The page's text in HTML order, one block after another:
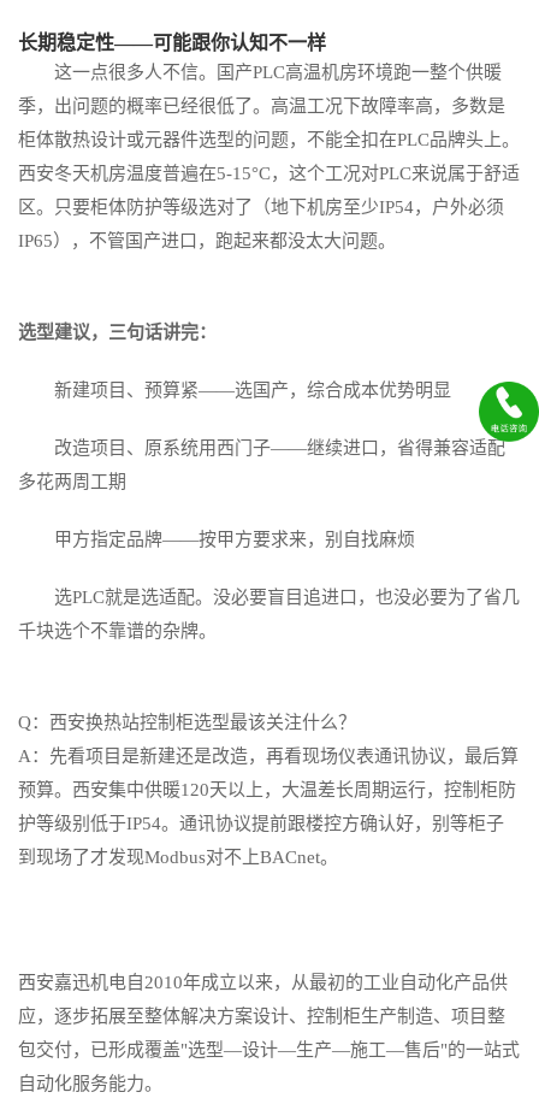
长期稳定性——可能跟你认知不一样
这一点很多人不信。国产PLC高温机房环境跑一整个供暖
季，出问题的概率已经很低了。高温工况下故障率高，多数是
柜体散热设计或元器件选型的问题，不能全扣在PLC品牌头上。
西安冬天机房温度普遍在5-15°C，这个工况对PLC来说属于舒适
区。只要柜体防护等级选对了（地下机房至少IP54，户外必须
IP65），不管国产进口，跑起来都没太大问题。
选型建议，三句话讲完：
新建项目、预算紧——选国产，综合成本优势明显
改造项目、原系统用西门子——继续进口，省得兼容适配
多花两周工期
甲方指定品牌——按甲方要求来，别自找麻烦
选PLC就是选适配。没必要盲目追进口，也没必要为了省几
千块选个不靠谱的杂牌。
Q：西安换热站控制柜选型最该关注什么？
A：先看项目是新建还是改造，再看现场仪表通讯协议，最后算
预算。西安集中供暖120天以上，大温差长周期运行，控制柜防
护等级别低于IP54。通讯协议提前跟楼控方确认好，别等柜子
到现场了才发现Modbus对不上BACnet。
西安嘉迅机电自2010年成立以来，从最初的工业自动化产品供
应，逐步拓展至整体解决方案设计、控制柜生产制造、项目整
包交付，已形成覆盖"选型—设计—生产—施工—售后"的一站式
自动化服务能力。